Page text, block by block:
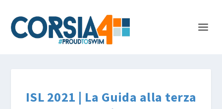
ISL 2021 | La Guida alla terza